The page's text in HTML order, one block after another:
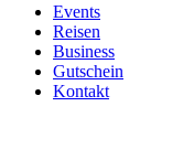
Events
Reisen
Business
Gutschein
Kontakt